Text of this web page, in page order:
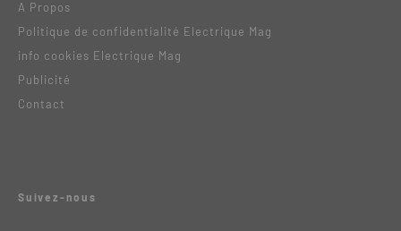
A Propos
Politique de confidentialité Electrique Mag
info cookies Electrique Mag
Publicité
Contact
Suivez-nous